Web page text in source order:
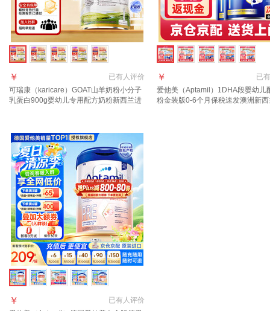
已有人评价
￥
可瑞康（karicare）GOAT山羊奶粉小分子
乳蛋白900g婴幼儿专用配方奶粉新西兰进
已有
￥
爱他美（Aptamil）1DHA段婴幼儿
粉金装版0-6个月保税速发澳洲新
已有人评价
￥